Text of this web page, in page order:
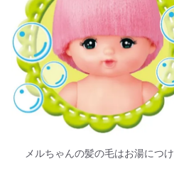
メルちゃんの髪の毛はお湯につ